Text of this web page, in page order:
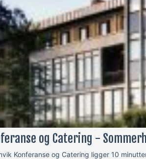
og Catering -
Konferanse og Catering ligger 10